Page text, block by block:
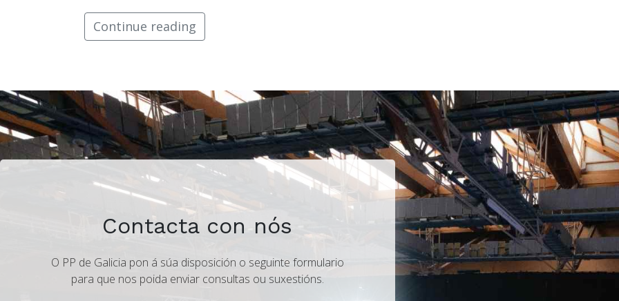
Continue reading
Contacta con nós
O PP de Galicia pon á súa disposición o seguinte formulario
para que nos poida enviar consultas ou suxestións.